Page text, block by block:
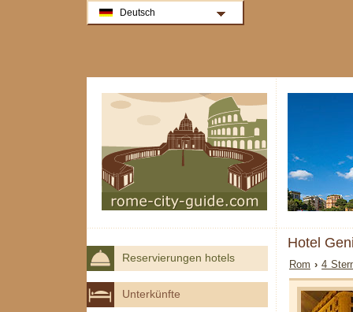
Hotel
Rom ›4
Reservierungen hotels
Unterkünfte
Deutsch